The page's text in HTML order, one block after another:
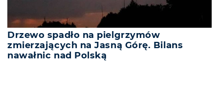
Drzewo spadło na pielgrzymów
zmierzających na Jasną Górę. Bilans
nawałnic nad Polską